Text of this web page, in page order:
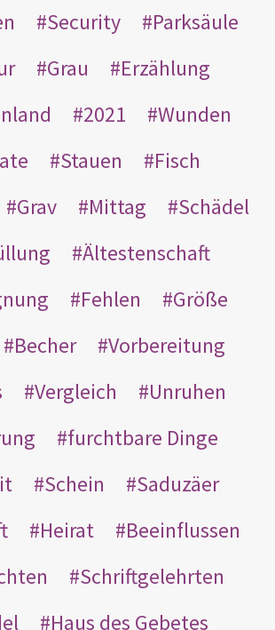
Security
Parksäule
Grau
Erzählung
2021
Wunden
Stauen
Fisch
Grav Mittag
Schädel
Ältestenschaft
Fehlen
Größe
Becher
Vorbereitung
Vergleich
Unruhen
furchtbare Dinge
Schein
Saduzäer
Heirat
Beeinflussen
Schriftgelehrten
Haus des Gebetes